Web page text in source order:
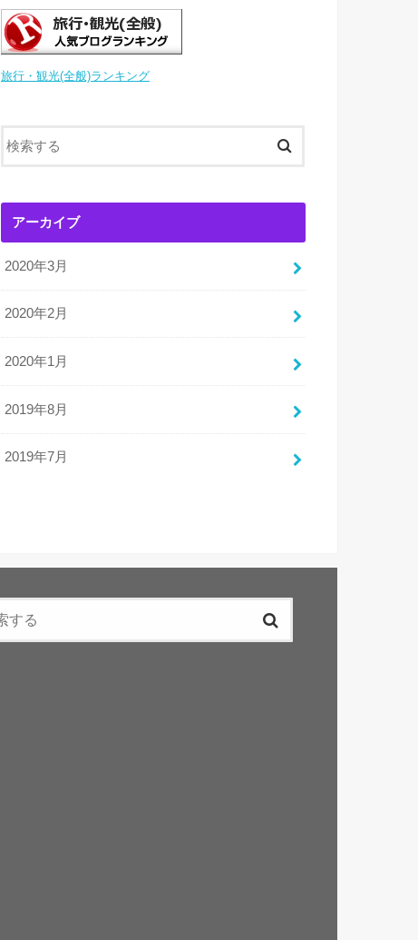
旅行・観光(全般)ランキング
アーカイブ
2020年3月
2020年2月
2020年1月
2019年8月
2019年7月